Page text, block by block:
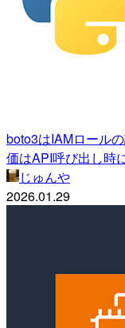
boto3はIAMロール
価はAPI呼び出し時
じゅんや
2026.01.29